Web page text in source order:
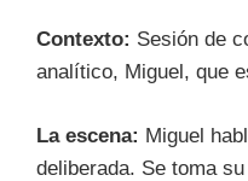
Contexto: Sesión de
analítico, Miguel, que
La escena: Miguel
deliberada. Se toma